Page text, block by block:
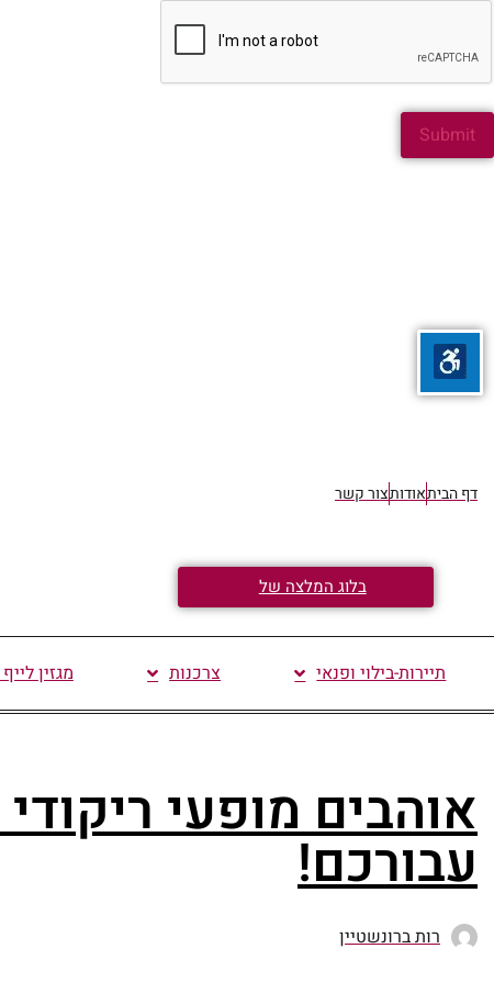
דף הביתאודותצור קשר
בלוג המלצה של
תיירות-בילוי ופנאי צרכנות מגזין
אוהבים מופעי
עבורכם!
רות ברונשטיין